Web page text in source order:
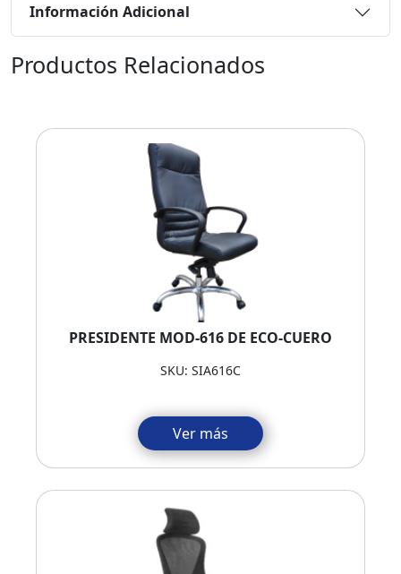
Información Adicional
Productos Relacionados
PRESIDENTE MOD-616 DE ECO-CUERO
SKU: SIA616C
Ver más